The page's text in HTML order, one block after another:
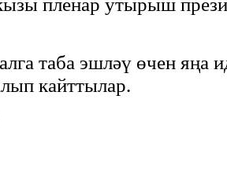
таба эшләү өчен яңа
кайттылар.